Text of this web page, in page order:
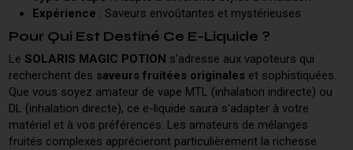
Expérience : Saveurs envoûtantes et mystérieuses
Pour Qui Est Destiné Ce E-Liquide ?
Le SOLARIS MAGIC POTION s'adresse aux vapoteurs qui
recherchent des saveurs fruitées originales et sophistiquées.
Que vous soyez amateur de vape MTL (inhalation indirecte) ou
DL (inhalation directe), ce e-liquide saura s'adapter à votre
matériel et à vos préférences. Les amateurs de mélanges
fruités complexes apprécieront particulièrement la richesse